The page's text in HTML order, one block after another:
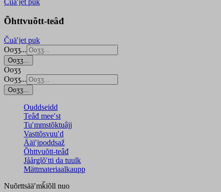
Čuäʹjet puk
Õhttvuõtt-teâđ
Čuäʹjet puk
Ooʒʒ...
Ooʒʒ...
Ooʒʒ
Ooʒʒ...
Ooʒʒ...
Ouddseidd
Teâđ meeʹst
Tuʹmmstõktuâjj
Vasttõsvuuʹd
Ääiʹjpoddsaž
Õhttvuõtt-teâđ
Jåårǥlõʹtti da tuulk
Mättmateriaalkaupp
Nuõrttsääʹmǩiõll nuo